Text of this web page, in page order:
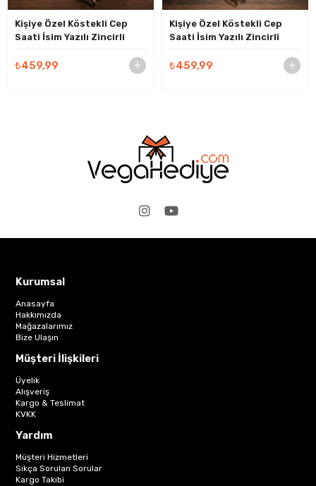
Kişiye Özel Köstekli Cep
Saati İsim Yazılı Zincirli
Günü Hediyesi
₺459,99
Kişiye Özel Köstekli Cep
Saati İsim Yazılı Zincirli
- Babalar Günü Hediyesi
₺459,99
Kurumsal
Anasayfa
Hakkımızda
Mağazalarımız
Bize Ulaşın
Müşteri İlişkileri
Üyelik
Alışveriş
Kargo & Teslimat
KVKK
Yardım
Müşteri Hizmetleri
Sıkça Sorulan Sorular
Kargo Takibi